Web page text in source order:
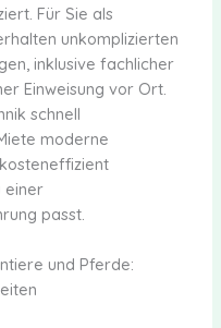
Für Sie als
unkomplizierten
inklusive fachlicher
Einweisung vor Ort.
schnell
moderne
einer
passt.
und Pferde: